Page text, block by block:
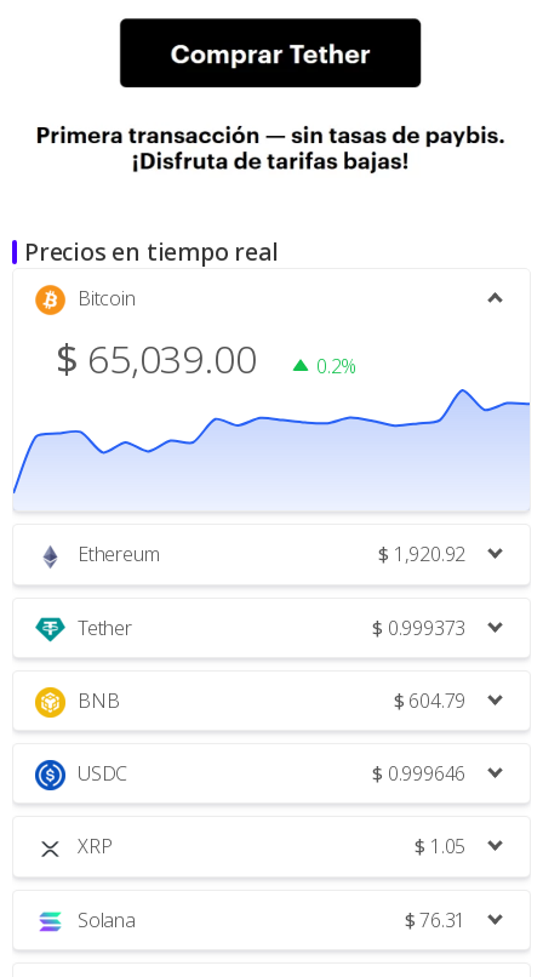
Precios en tiempo real
Bitcoin
$ 65,039.00 0.2%
Ethereum $ 1,920.92
Tether $ 0.999373
BNB $ 604.79
USDC $ 0.999646
XRP $ 1.05
Solana $76.31